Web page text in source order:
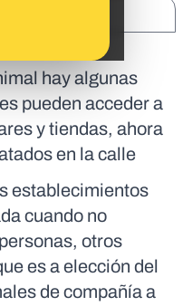
hay algunas
pueden acceder a
y tiendas, ahora
en la calle
establecimientos
cuando no
otros
es a elección del
de compañía a